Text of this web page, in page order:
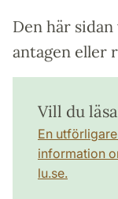
Den här
antagen eller
Vill du
En
information
lu.se.